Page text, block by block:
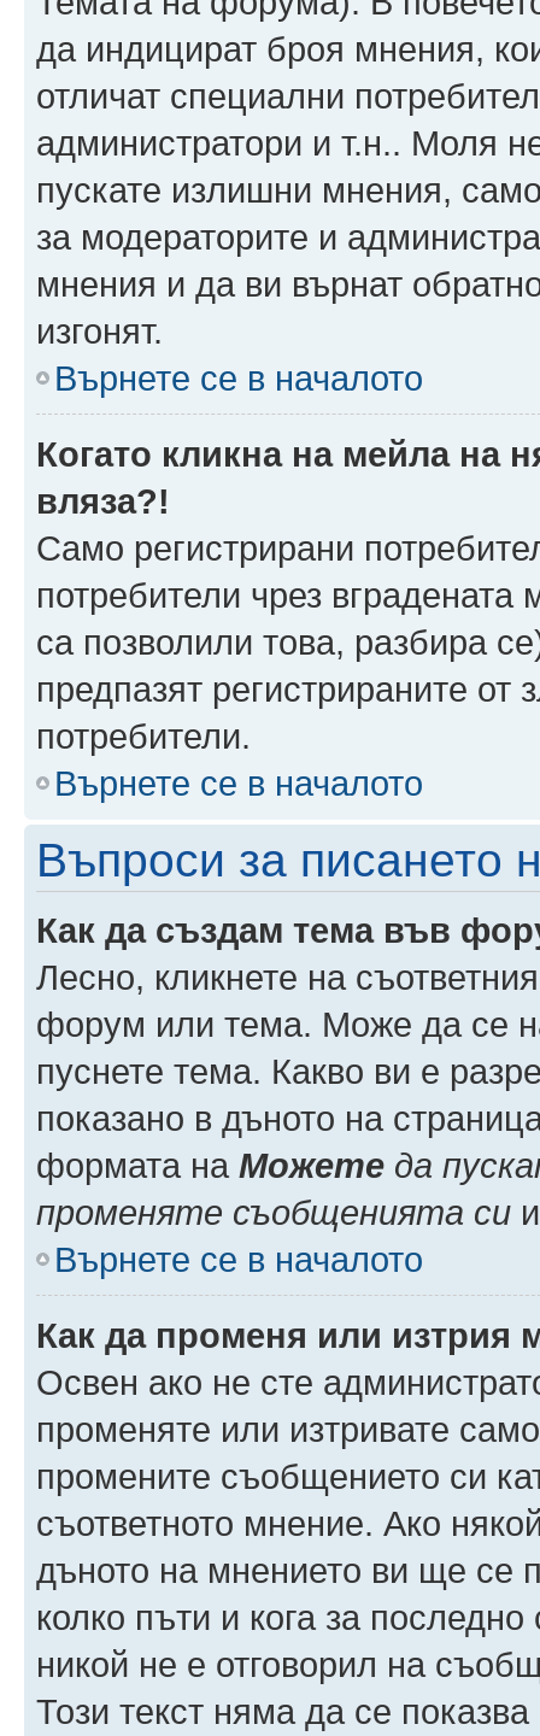
да индицират броя мнения,
отличат специални
администратори и т.н.. Моля
пускате излишни мнения,
за модераторите и
мнения и да ви върнат
изгонят.
Върнете се в началото
Когато кликна на мейла на
вляза?!
Само регистрирани
потребители чрез
са позволили това, разбира
предпазят регистрираните от
потребители.
Върнете се в началото
Въпроси за писането
Как да създам тема във
Лесно, кликнете на
форум или тема. Може да се
пуснете тема. Какво ви е
показано в дъното на
формата на Можете да
променяте съобщенията си
Върнете се в началото
Как да променя или изтрия
Освен ако не сте
променяте или изтривате
промените съобщението си
съответното мнение. Ако
дъното на мнението ви ще се
колко пъти и кога за
никой не е отговорил на
Този текст няма да се